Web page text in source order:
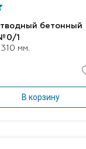
бетонный
1
мм.
В корзину